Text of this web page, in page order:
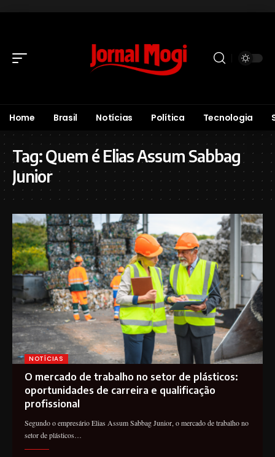
Home Brasil Notícias Política Tecnologia
Tag:Quem é Elias Assum Sabbag
Junior
NOTÍCIAS
O mercado de trabalho no setor de plásticos:
oportunidades de carreira e qualificação
profissional
Segundo o empresário Elias Assum Sabbag Junior, o mercado de trabalho no
setor de plásticos…